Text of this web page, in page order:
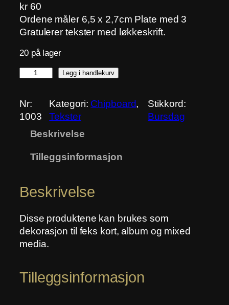
kr60
Ordene måler 6,5 x 2,7cm Plate med 3
Gratulerer tekster med løkkeskrift.
20 på lager
a
t
r
3
a
n
Legg i handlekurv
Nr:
1003
Kategori: Chipboard
Tekster
Stikkord:
Bursdag
Beskrivelse
Tilleggsinformasjon
Beskrivelse
Disse produktene kan brukes som
dekorasjon til feks kort, album og mixed
media.
Tilleggsinformasjon